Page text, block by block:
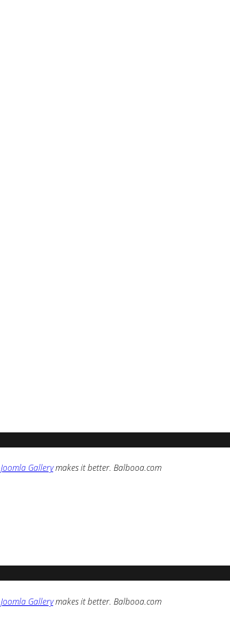
Joomla Gallerymakes it better. Balbooa.com
Joomla Gallerymakes it better. Balbooa.com